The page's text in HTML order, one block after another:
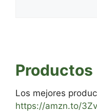
Los mejores
https://amzn.to/